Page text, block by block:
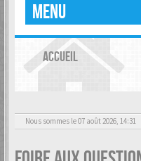
MENU
ACCUEIL
Nous sommes le 07 août 2026, 14:31